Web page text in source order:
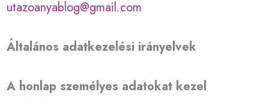
utazoanyablog@gmail.com
Általános adatkezelési irányelvek
A honlap személyes adatokat kezel